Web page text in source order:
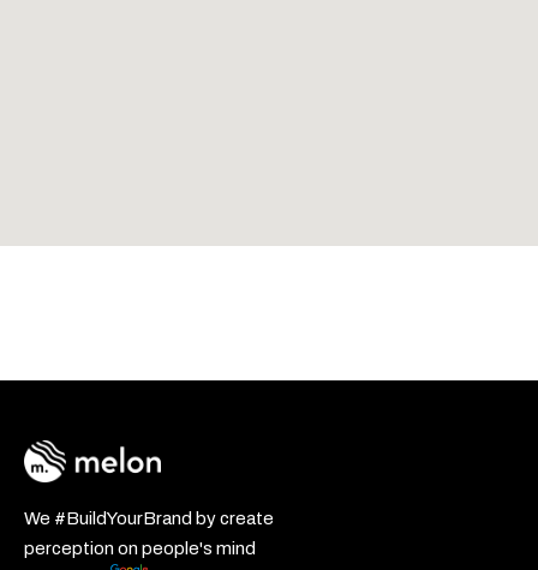
We #BuildYourBrand by create
perception on people's mind